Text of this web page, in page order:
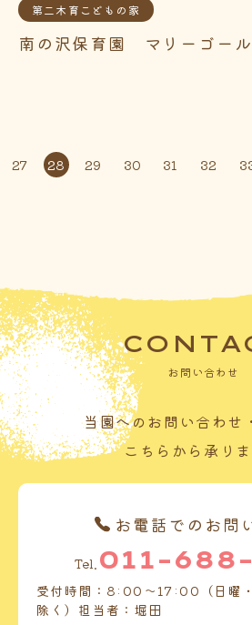
第二木育こどもの家
南の沢保育園 マリーゴール
27 28 29 30 31 32
お問い合わせ
当園へのお問い合わせ
こちらから承りま
お電話でのお問
Tel. 011-
受付時間：8:00～17:00（日曜
除く）担当者：堀田